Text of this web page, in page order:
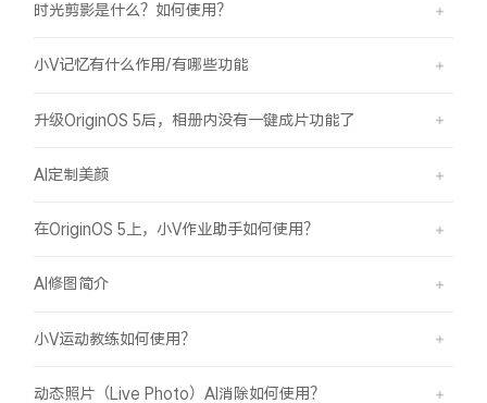
时光剪影是什么？如何使用？
小V记忆有什么作用/有哪些功能
升级OriginOS 5后，相册内没有一键成片功能了
AI定制美颜
在OriginOS 5上，小V作业助手如何使用？
AI修图简介
小V运动教练如何使用？
动态照片（Live Photo）AI消除如何使用？